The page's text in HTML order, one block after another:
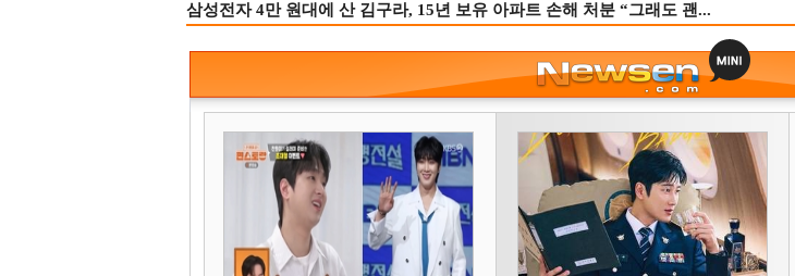
삼성전자 4만 원대에 산 김구라, 15년 보유 아파트 손해 처분 “그래도 괜...